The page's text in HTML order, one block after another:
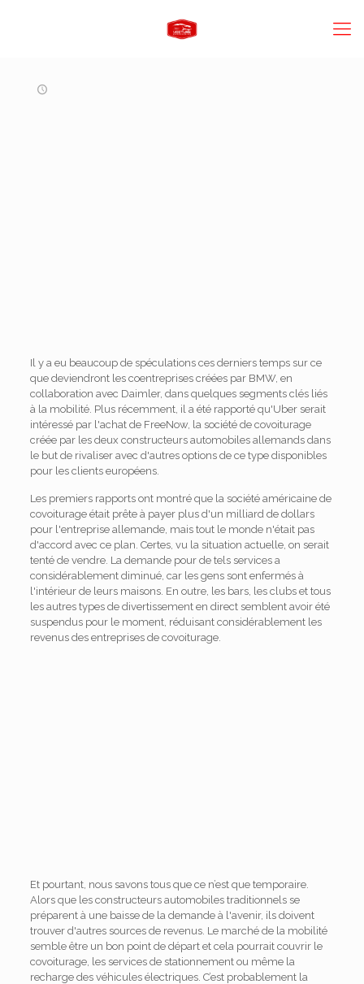
Il y a eu beaucoup de spéculations ces derniers temps sur ce
que deviendront les coentreprises créées par BMW, en
collaboration avec Daimler, dans quelques segments clés liés
à la mobilité. Plus récemment, il a été rapporté qu'Uber serait
intéressé par l'achat de FreeNow, la société de covoiturage
créée par les deux constructeurs automobiles allemands dans
le but de rivaliser avec d'autres options de ce type disponibles
pour les clients européens.
Les premiers rapports ont montré que la société américaine de
covoiturage était prête à payer plus d'un milliard de dollars
pour l'entreprise allemande, mais tout le monde n'était pas
d'accord avec ce plan. Certes, vu la situation actuelle, on serait
tenté de vendre. La demande pour de tels services a
considérablement diminué, car les gens sont enfermés à
l'intérieur de leurs maisons. En outre, les bars, les clubs et tous
les autres types de divertissement en direct semblent avoir été
suspendus pour le moment, réduisant considérablement les
revenus des entreprises de covoiturage.
Et pourtant, nous savons tous que ce n’est que temporaire.
Alors que les constructeurs automobiles traditionnels se
préparent à une baisse de la demande à l'avenir, ils doivent
trouver d'autres sources de revenus. Le marché de la mobilité
semble être un bon point de départ et cela pourrait couvrir le
covoiturage, les services de stationnement ou même la
recharge des véhicules électriques. C’est probablement la